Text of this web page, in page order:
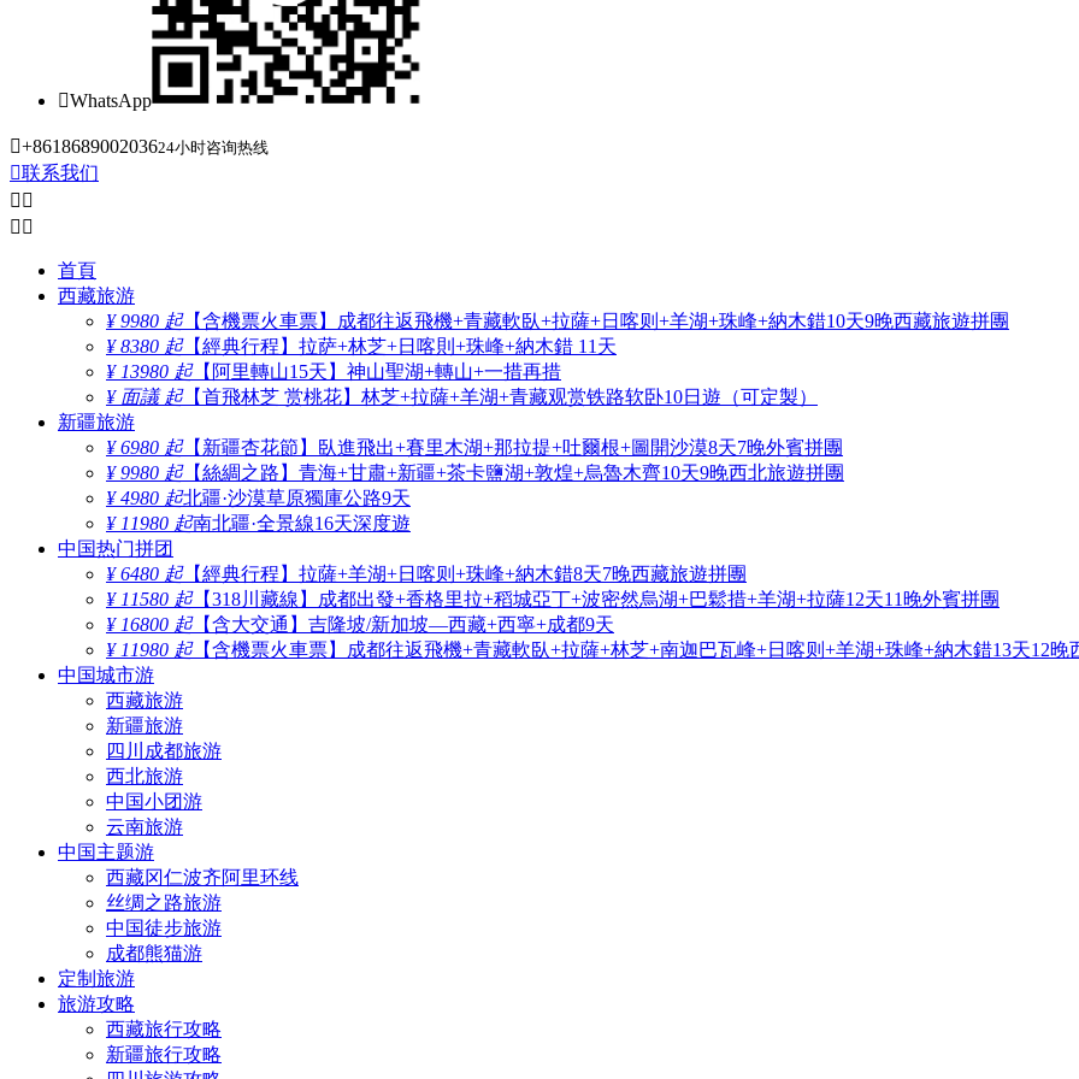
WhatsApp
+861868900203624小时咨询热线
联系我们
 
 
首頁
西藏旅游
¥ 9980 起【含機票火車票】成都往返飛機+青藏軟臥+拉薩+日喀则+羊湖+珠峰+納木錯10天9晚西藏旅遊拼團
¥ 8380 起【經典行程】拉萨+林芝+日喀則+珠峰+納木錯 11天
¥ 13980 起【阿里轉山15天】神山聖湖+轉山+一措再措
¥ 面議 起【首飛林芝 赏桃花】林芝+拉薩+羊湖+青藏观赏铁路软卧10日遊（可定製）
新疆旅游
¥ 6980 起【新疆杏花節】臥進飛出+賽里木湖+那拉提+吐爾根+圖開沙漠8天7晚外賓拼團
¥ 9980 起【絲綢之路】青海+甘肅+新疆+茶卡鹽湖+敦煌+烏魯木齊10天9晚西北旅遊拼團
¥ 4980 起北疆·沙漠草原獨庫公路9天
¥ 11980 起南北疆·全景線16天深度遊
中国热门拼团
¥ 6480 起【經典行程】拉薩+羊湖+日喀则+珠峰+納木錯8天7晚西藏旅遊拼團
¥ 11580 起【318川藏線】成都出發+香格里拉+稻城亞丁+波密然烏湖+巴鬆措+羊湖+拉薩12天11晚外賓拼團
¥ 16800 起【含大交通】吉隆坡/新加坡—西藏+西寧+成都9天
¥ 11980 起【含機票火車票】成都往返飛機+青藏軟臥+拉薩+林芝+南迦巴瓦峰+日喀则+羊湖+珠峰+納木錯13天12晚
中国城市游
西藏旅游
新疆旅游
四川成都旅游
西北旅游
中国小团游
云南旅游
中国主题游
西藏冈仁波齐阿里环线
丝绸之路旅游
中国徒步旅游
成都熊猫游
定制旅游
旅游攻略
西藏旅行攻略
新疆旅行攻略